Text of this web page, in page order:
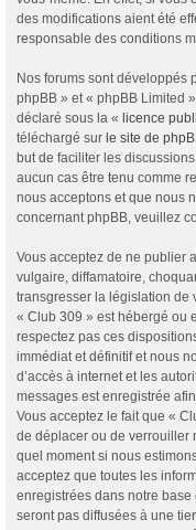
des modifications aient été
responsable des conditions
Nos forums sont développés
phpBB » et « phpBB Limited
déclaré sous la « licence
téléchargé sur le site de
but de faciliter les
aucun cas être tenu comme
nous acceptons et que nous
concernant phpBB, veuillez
Vous acceptez de ne publier
vulgaire, diffamatoire,
transgresser la législation de
« Club 309 » est hébergé ou
respectez pas ces
immédiat et définitif et nous
d’accès à internet et les
messages est enregistrée
Vous acceptez le fait que «
de déplacer ou de verrouiller
quel moment si nous
acceptez que toutes les
enregistrées dans notre
seront pas diffusées à une